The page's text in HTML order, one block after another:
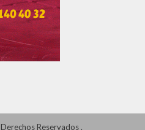
Derechos Reservados.